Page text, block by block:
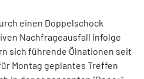
einen Doppelschock
Nachfrageausfall infolge
sich führende Ölnationen seit
Montag geplantes Treffen